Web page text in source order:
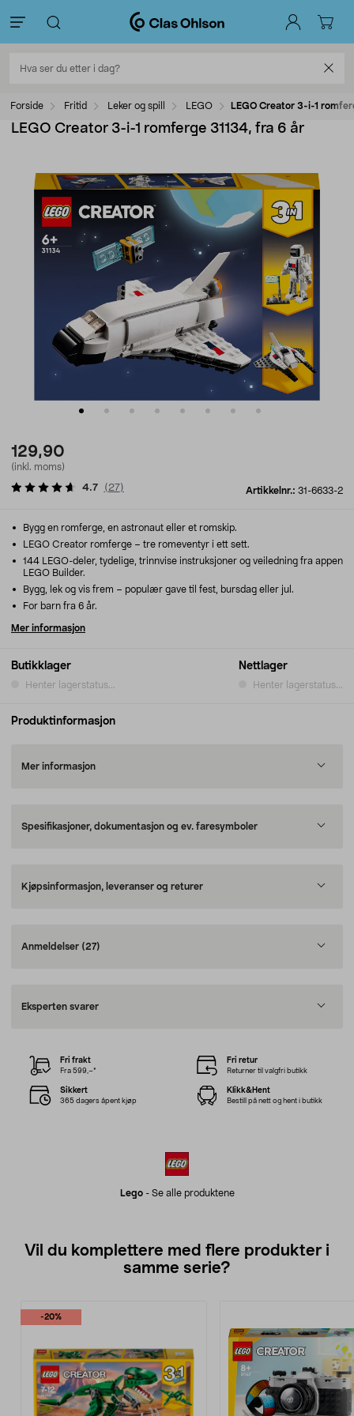
Forside Fritid Leker og spill LEGO LEGO Creator 3-i-1
LEGO Creator 3-i-1 romferge 31134, fra 6 år
129,90
(inkl. moms)
Artikkelnr.: 31-6633-2
4.7 ( 27)
Butikklager
Henter lagerstatus...
Nettlager
Henter lagerstatus...
Bygg en romferge, en astronaut eller et romskip.
LEGO Creator romferge – tre romeventyr i ett sett.
144 LEGO-deler, tydelige, trinnvise instruksjoner og veiledning fra appen
LEGO Builder.
Bygg, lek og vis frem – populær gave til fest, bursdag eller jul.
For barn fra 6 år.
Mer informasjon
Produktinformasjon
Mer informasjon
Spesifikasjoner, dokumentasjon og ev. faresymboler
Kjøpsinformasjon, leveranser og returer
Anmeldelser (27)
Eksperten svarer
Lego- Se alle produktene
Fri frakt
Fra 599,–*
Fri retur
Returner til valgfri butikk
Sikkert
365 dagers åpent kjøp
Klikk&Hent
Bestill på nett og hent i butikk
Vil du komplettere med flere produkter i
samme serie?
-20%